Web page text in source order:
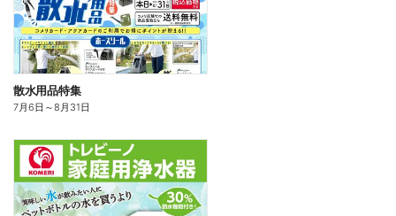
散水用品特集
7月6日 ～8月31日